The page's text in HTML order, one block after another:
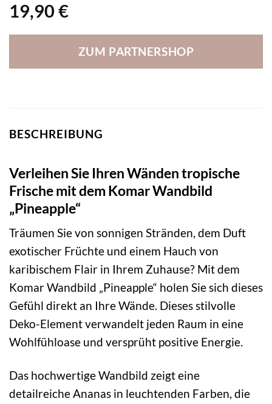
19,90 €
ZUM PARTNERSHOP
BESCHREIBUNG
Verleihen Sie Ihren Wänden tropische
Frische mit dem Komar Wandbild
„Pineapple“
Träumen Sie von sonnigen Stränden, dem Duft
exotischer Früchte und einem Hauch von
karibischem Flair in Ihrem Zuhause? Mit dem
Komar Wandbild „Pineapple“ holen Sie sich dieses
Gefühl direkt an Ihre Wände. Dieses stilvolle
Deko-Element verwandelt jeden Raum in eine
Wohlfühloase und versprüht positive Energie.
Das hochwertige Wandbild zeigt eine
detailreiche Ananas in leuchtenden Farben, die